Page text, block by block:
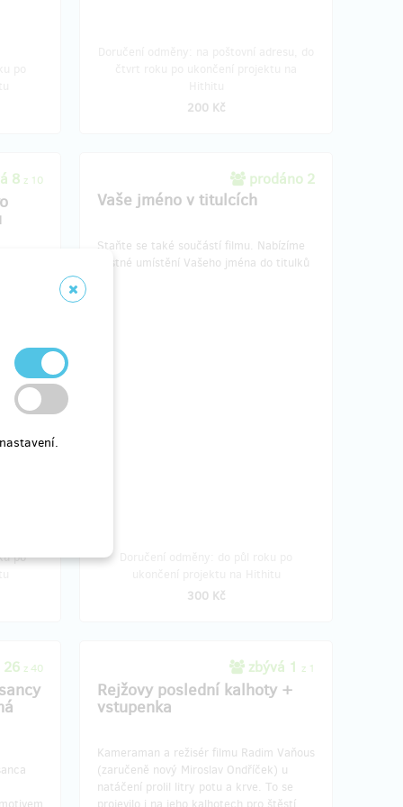
200 Kč
8 z 10
na
po
prodáno 2
Vaše jméno v titulcích
Staňte se také součástí filmu. Nabízíme
čestné umístění Vašeho jména do titulků
300 Kč
26 z 40 zbývá 1 z 1
Rejžovy poslední kalhoty +
vstupenka
Kameraman a režisér filmu Radim Vaňous
(zaručeně nový Miroslav Ondříček) u
natáčení prolil litry potu a krve. To se
projevilo i na jeho kalhotech pro štěstí,